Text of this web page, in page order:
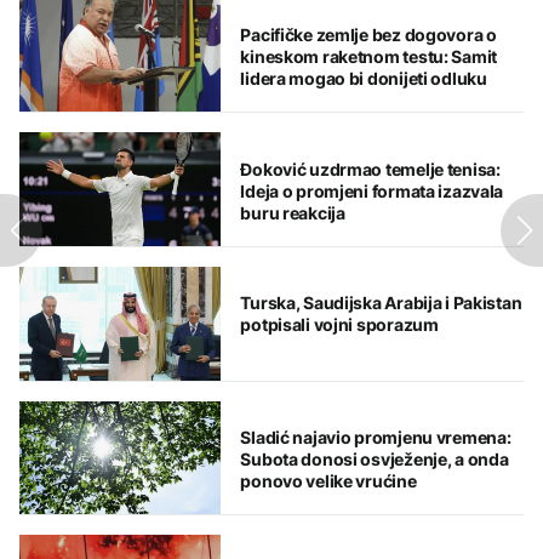
Pacifičke zemlje bez dogovora o
kineskom raketnom testu: Samit
lidera mogao bi donijeti odluku
Đoković uzdrmao temelje tenisa:
Ideja o promjeni formata izazvala
buru reakcija
Turska, Saudijska Arabija i Pakistan
potpisali vojni sporazum
Sladić najavio promjenu vremena:
Subota donosi osvježenje, a onda
ponovo velike vrućine